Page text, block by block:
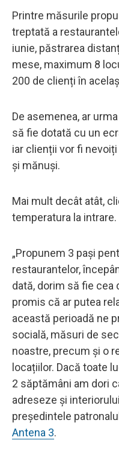
Printre măsurile
treptată a
iunie, păstrarea
mese, maximum 8
200 de clienți în
De asemenea, ar
să fie dotată cu un
iar clienții vor fi
și mănuși.
Mai mult decât atât,
temperatura la intrare.
„Propunem 3 pași
restaurantelor,
dată, dorim să fie cea
promis că ar putea
această perioadă ne
socială, măsuri de
noastre, precum și o
locațiilor. Dacă toate
2 săptămâni am dori
adreseze și
președintele
Antena 3.